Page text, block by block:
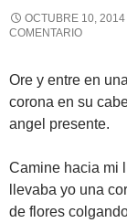
OCTUBRE 10, 2014
COMENTARIO
Ore y entre en
corona en su
angel presente.
Camine hacia mi
llevaba yo una
de flores